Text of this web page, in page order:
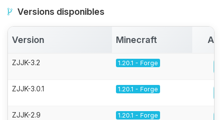
Versions disponibles
Version Minecraft
ZJJK-3.2 1.20.1 - Forge
ZJJK-3.0.1 1.20.1 - Forge
ZJJK-2.9 1.20.1 - Forge